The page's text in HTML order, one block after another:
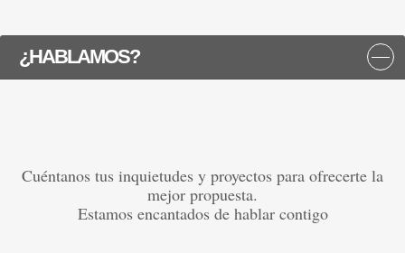
¿HABLAMOS?
Cuéntanos tus inquietudes y proyectos para ofrecerte la
mejor propuesta.
Estamos encantados de hablar contigo